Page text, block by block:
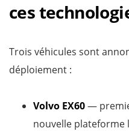
ces
Trois véhicules sont
déploiement :
Volvo EX60—
nouvelle plateforme